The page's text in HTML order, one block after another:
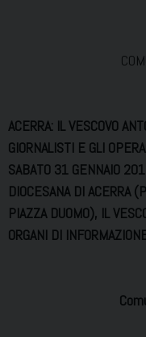
ACERRA: IL VESCOVO
GIORNALISTI E GLI
SABATO 31 GENNAIO
DIOCESANA DI ACERRA
PIAZZA DUOMO), IL
ORGANI DI